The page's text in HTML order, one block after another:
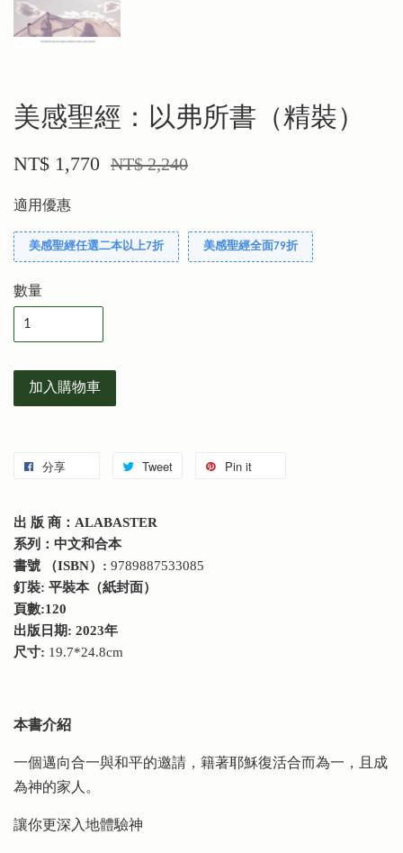
美感聖經：以弗所書（精裝）
NT$ 1,770 NT$ 2,240
適用優惠
美感聖經任選二本以上7折 美感聖經全面79折
數量
加入購物車
分享 Tweet Pin it
出 版 商：ALABASTER
系列：中文和合本
書號 （ISBN）: 9789887533085
釘裝: 平裝本（紙封面）
頁數:120
出版日期: 2023年
尺寸: 19.7*24.8cm
本書介紹
一個邁向合一與和平的邀請，籍著耶穌復活合而為一，且成
為神的家人。
讓你更深入地體驗神